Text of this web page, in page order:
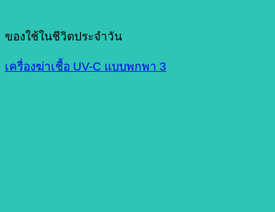
ของใช้ในชีวิตประจำวัน
เครื่องฆ่าเชื้อ UV-C แบบพกพา 3